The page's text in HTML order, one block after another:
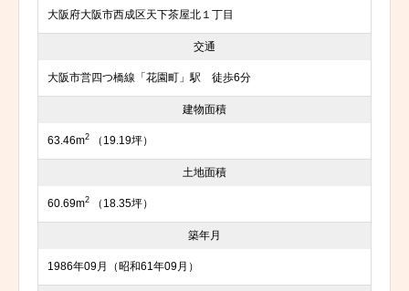
大阪府大阪市西成区天下茶屋北１丁目
交通
大阪市営四つ橋線「花園町」駅 徒歩6分
建物面積
63.46m2 （19.19坪）
土地面積
60.69m2 （18.35坪）
築年月
1986年09月（昭和61年09月）